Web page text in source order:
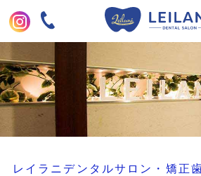
レイラニデンタルサロン・矯正